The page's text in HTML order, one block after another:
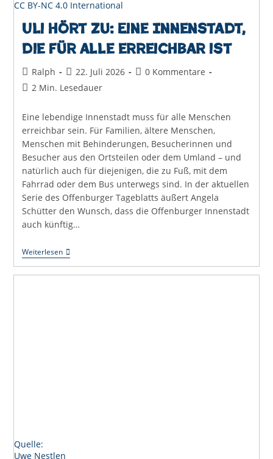
CC BY-NC 4.0 International
Uli hört zu: Eine Innenstadt,
die für alle erreichbar ist
Beitrags-
Autor:
Ralph
Beitrag
veröffentlicht:
22. Juli 2026
Beitrags-
0 Kommentare
Lesedauer:
2 Min. Lesedauer
Eine lebendige Innenstadt muss für alle Menschen
erreichbar sein. Für Familien, ältere Menschen,
Menschen mit Behinderungen, Besucherinnen und
Besucher aus den Ortsteilen oder dem Umland – und
natürlich auch für diejenigen, die zu Fuß, mit dem
Fahrrad oder dem Bus unterwegs sind. In der aktuellen
Serie des Offenburger Tageblatts äußert Angela
Schütter den Wunsch, dass die Offenburger Innenstadt
auch künftig…
WeiterlesenUli
Hört
Quelle:
Uwe Nestlen